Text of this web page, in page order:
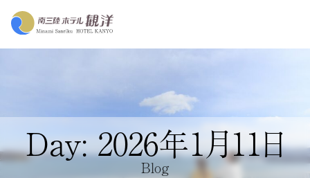
Day: 2026年1月11日
Blog